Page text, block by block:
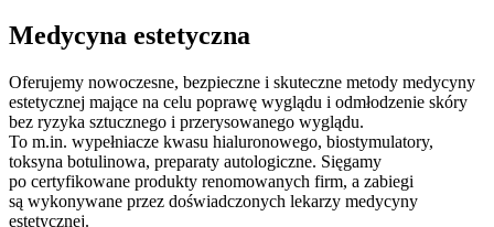
Medycyna estetyczna
Oferujemy nowoczesne, bezpieczne i skuteczne metody medycyny
estetycznej mające na celu poprawę wyglądu i odmłodzenie skóry
bez ryzyka sztucznego i przerysowanego wyglądu.
To m.in. wypełniacze kwasu hialuronowego, biostymulatory,
toksyna botulinowa, preparaty autologiczne. Sięgamy
po certyfikowane produkty renomowanych firm, a zabiegi
są wykonywane przez doświadczonych lekarzy medycyny
estetycznej.